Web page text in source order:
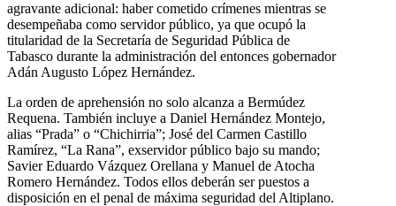
agravante adicional: haber cometido crímenes mientras se
desempeñaba como servidor público, ya que ocupó la
titularidad de la Secretaría de Seguridad Pública de
Tabasco durante la administración del entonces gobernador
Adán Augusto López Hernández.
La orden de aprehensión no solo alcanza a Bermúdez
Requena. También incluye a Daniel Hernández Montejo,
alias “Prada” o “Chichirria”; José del Carmen Castillo
Ramírez, “La Rana”, exservidor público bajo su mando;
Savier Eduardo Vázquez Orellana y Manuel de Atocha
Romero Hernández. Todos ellos deberán ser puestos a
disposición en el penal de máxima seguridad del Altiplano.